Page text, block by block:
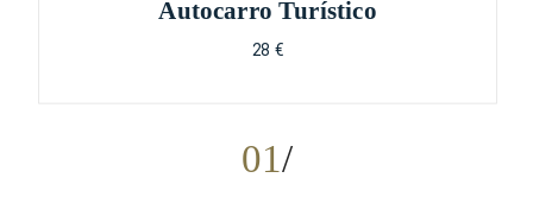
01
Autocarro Turístico
28 €